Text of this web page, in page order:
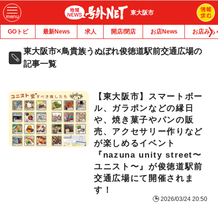
東大阪市
GOトピ 最新News 求人 開店/閉店 お店News お店みち
東大阪市×鳥貴族うぬぼれ俊徳道駅前交通広場の
記事一覧
【東大阪市】スマートボー
ル、ガラポンなどの縁日
や、焼き菓子やパンの販
売、アクセサリー作りなど
が楽しめるイベント
『nazuna unity street〜
ユニスト〜』が俊徳道駅前
交通広場にて開催されま
す！
2026/03/24 20:50